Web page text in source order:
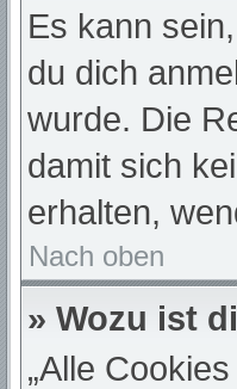
Es kann
du dich
wurde. Die
damit sich
erhalten,
Nach oben
» Wozu ist
„Alle